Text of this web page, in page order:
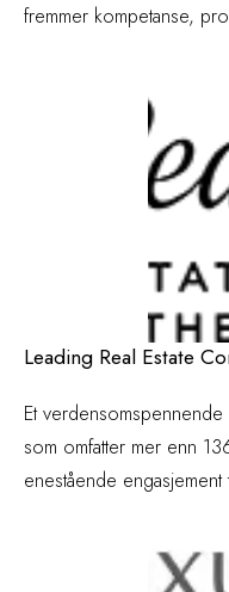
fremmer kompetanse,
Leading Real Estate
Et
som omfatter mer enn
enestående